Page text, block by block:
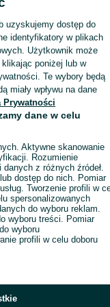
Wyświetlenia:
Wyślij wiadomość
uzyskujemy dostęp do
identyfikatory w plikach
Użytkownik może
poniżej lub w
Te wybory będą
miały wpływu na dane
Prywatności
dane w celu
Aktywne skanowanie
Rozumienie
z różnych źródeł.
dostęp do nich. Pomiar
Tworzenie profili w
spersonalizowanych
do wyboru reklam.
wyboru treści. Pomiar
wyboru
profili w celu doboru